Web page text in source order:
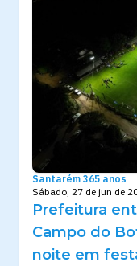
Santarém 365 anos
Sábado, 27 de jun de
Prefeitura
Campo do
noite em